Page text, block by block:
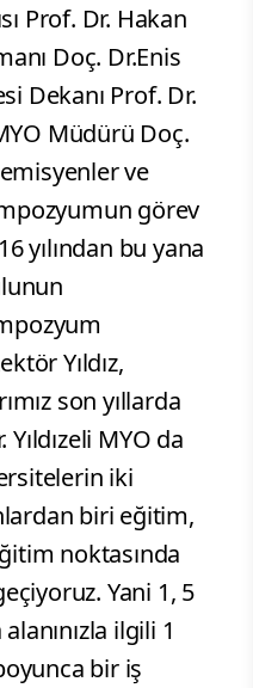
Prof. Dr. Hakan
Doç. Dr.Enis
Dekanı Prof. Dr.
Müdürü Doç.
ve
görev
yılından bu yana
Yıldız,
son yıllarda
MYO da
iki
biri eğitim,
noktasında
Yani 1, 5
ilgili 1
bir iş